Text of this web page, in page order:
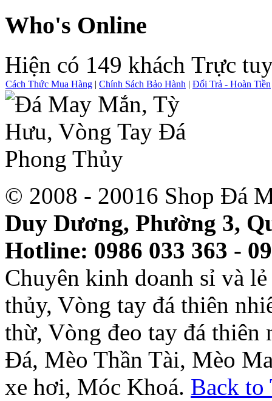
Who's Online
Hiện có 149 khách Trực
Cách Thức Mua Hàng | Chính Sách Bảo Hành | Đổi Trả - Hoàn Tiền
© 2008 - 20016 Shop Đá
Duy Dương, Phường 3,
Hotline: 0986 033 363 -
Chuyên kinh doanh sỉ và
thủy, Vòng tay đá thiên
thừ, Vòng đeo tay đá thiên
Đá, Mèo Thần Tài, Mèo
xe hơi, Móc Khoá. Back to